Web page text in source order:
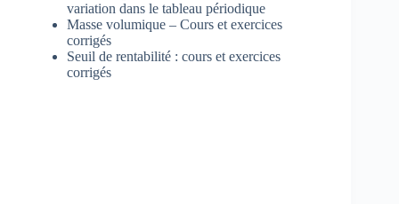
variation dans le tableau périodique
Masse volumique – Cours et exercices
corrigés
Seuil de rentabilité : cours et exercices
corrigés